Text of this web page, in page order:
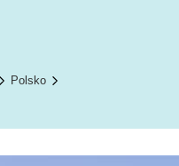
Polsko